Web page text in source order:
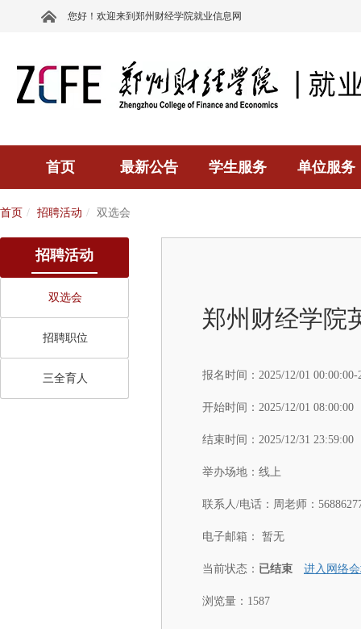
您好！欢迎来到郑州财经学院就业信息网
首页 最新公告 学生服务 单位服务
首页 招聘活动 双选会
招聘活动
双选会
招聘职位
三全育人
郑州财经学院
报名时间： 2025/12/01
开始时间： 2025/12/01 08:00:00
结束时间： 2025/12/31 23:59:00
举办场地： 线上
联系人/电话： 周老师：
电子邮箱： 暂无
当前状态： 已结束 进入网络
浏览量：1587